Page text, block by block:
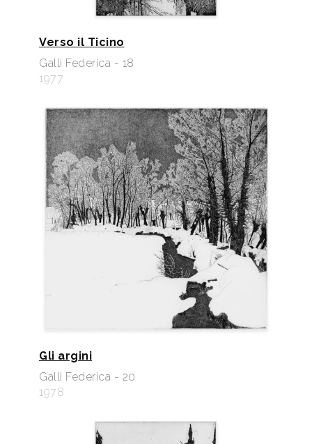
Verso il Ticino
Galli Federica - 18
1977
Gli argini
Galli Federica - 20
1978